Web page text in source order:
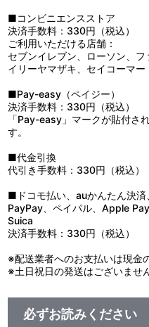
■コンビニエンスストア
決済手数料：330円（税込）
ご利用いただける店舗：
セブンイレブン、ローソン、
イリーヤマザキ、セイコーマー
■Pay-easy（ペイジー）
決済手数料：330円（税込）
「Pay-easy」マークが貼付さ
す。
■代金引換
代引き手数料：330円（税込）
■ドコモ払い、auかんたん決済
PayPay、ペイパル、Apple
Suica
決済手数料：330円（税込）
※配送業者へのお支払いは現金
※土日祝日の発送はございません
必ずお読みください